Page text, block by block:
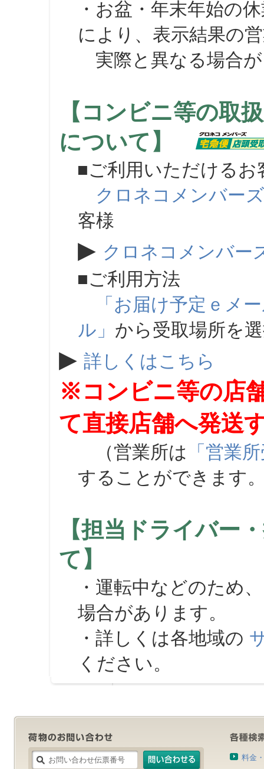
・お盆・年末年始の
により、表示結果の
実際と異なる場合が
【コンビニ等の取
について】
■ご利用いただけるお
クロネコメンバーズ
客様
▶ クロネコメンバー
■ご利用方法
「お届け予定ｅメ
ル」 から受取場所を
▶ 詳しくはこちら
※コンビニ等の店
て直接店舗へ発送
（営業所は 「営業
することができます
【担当ドライバー
て】
・運転中などのため
場合があります。
・詳しくは各地域の
ください。
料金